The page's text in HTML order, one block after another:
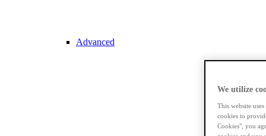
Advanced
We utilize
This website
cookies to
Cookies", you